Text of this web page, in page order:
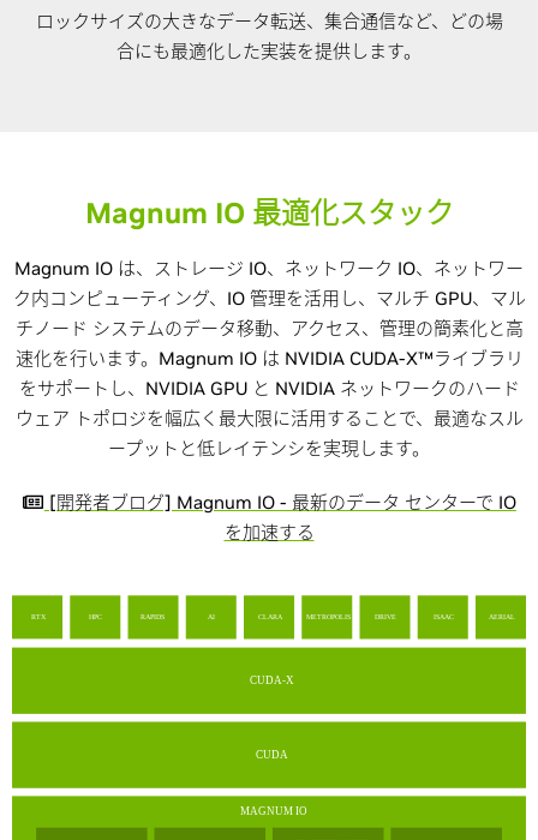
ロックサイズの大きなデータ転送、集合通信など、どの場
合にも最適化した実装を提供します。
Magnum IO 最適化スタック
Magnum IO は、ストレージ IO、ネットワーク IO、ネットワー
ク内コンピューティング、IO 管理を活用し、マルチ GPU、マル
チノード システムのデータ移動、アクセス、管理の簡素化と高
速化を行います。Magnum IO は NVIDIA CUDA-X™ライブラリ
をサポートし、NVIDIA GPU と NVIDIA ネットワークのハード
ウェア トポロジを幅広く最大限に活用することで、最適なスル
ープットと低レイテンシを実現します。
[開発者ブログ] Magnum IO - 最新のデータ センターで IO
を加速する